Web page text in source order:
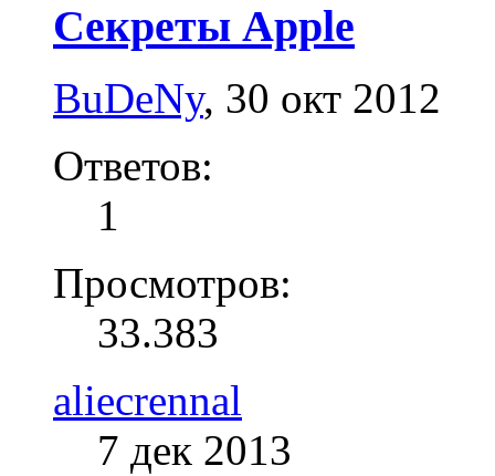
Секреты Apple
BuDeNy, 30 окт 2012
Ответов:
1
Просмотров:
33.383
aliecrennal
7 дек 2013